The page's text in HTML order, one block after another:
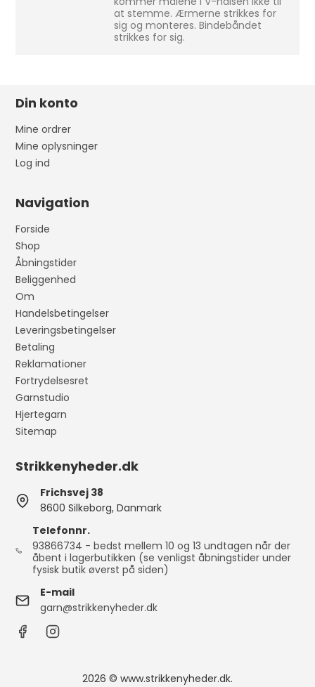
at stemme. Ærmerne strikkes for
sig og monteres. Bindebåndet
strikkes for sig.
Din konto
Mine ordrer
Mine oplysninger
Log ind
Navigation
Forside
Shop
Åbningstider
Beliggenhed
Om
Handelsbetingelser
Leveringsbetingelser
Betaling
Reklamationer
Fortrydelsesret
Garnstudio
Hjertegarn
Sitemap
Strikkenyheder.dk
Frichsvej 38
8600 Silkeborg, Danmark
Telefonnr.
93866734 - bedst mellem 10 og 13 undtagen når der
åbent i lagerbutikken (se venligst åbningstider under
fysisk butik øverst på siden)
E-mail
garn@strikkenyheder.dk
2026 © www.strikkenyheder.dk.